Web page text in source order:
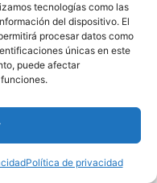
tecnologías como las
del dispositivo. El
procesar datos como
únicas en este
puede afectar
Política de privacidad
pista de 5 metros de
donde
provenientes
inolvidable llena